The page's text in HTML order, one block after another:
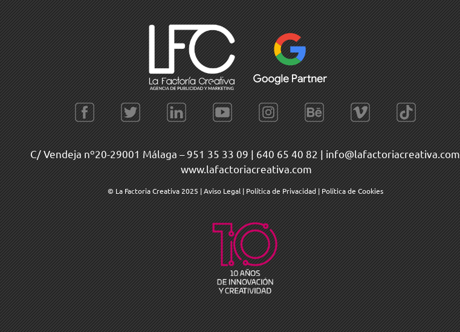
C/ Vendeja nº20-29001 Málaga –951 35 33 09 | 640 65 40 82 | info@lafactoriacreativa.com
www.lafactoriacreativa.com
© La Factoria Creativa 2025 |Aviso Legal | Política de Privacidad | Política de Cookies